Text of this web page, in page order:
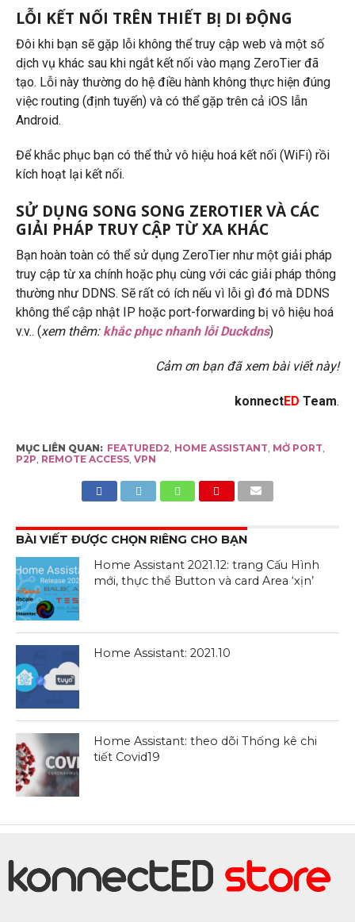
LỖI KẾT NỐI TRÊN THIẾT BỊ DI ĐỘNG
Đôi khi bạn sẽ gặp lỗi không thể truy cập web và một số
dịch vụ khác sau khi ngắt kết nối vào mạng ZeroTier đã
tạo. Lỗi này thường do hệ điều hành không thực hiện đúng
việc routing (định tuyến) và có thể gặp trên cả iOS lẫn
Android.
Để khắc phục bạn có thể thử vô hiệu hoá kết nối (WiFi) rồi
kích hoạt lại kết nối.
SỬ DỤNG SONG SONG ZEROTIER VÀ CÁC
GIẢI PHÁP TRUY CẬP TỪ XA KHÁC
Bạn hoàn toàn có thể sử dụng ZeroTier như một giải pháp
truy cập từ xa chính hoặc phụ cùng với các giải pháp thông
thường như DDNS. Sẽ rất có ích nếu vì lỗi gì đó mà DDNS
không thể cập nhật IP hoặc port-forwarding bị vô hiệu hoá
v.v.. (xem thêm: khắc phục nhanh lỗi Duckdns)
Cảm ơn bạn đã xem bài viết này!
konnectED Team.
MỤC LIÊN QUAN: FEATURED2 HOME ASSISTANT MỞ PORT
P2P REMOTE ACCESS, VPN
BÀI VIẾT ĐƯỢC CHỌN RIÊNG CHO BẠN
Home Assistant 2021.12: trang Cấu Hình
mới, thực thể Button và card Area ‘xịn’
Home Assistant: 2021.10
Home Assistant: theo dõi Thống kê chi
tiết Covid19